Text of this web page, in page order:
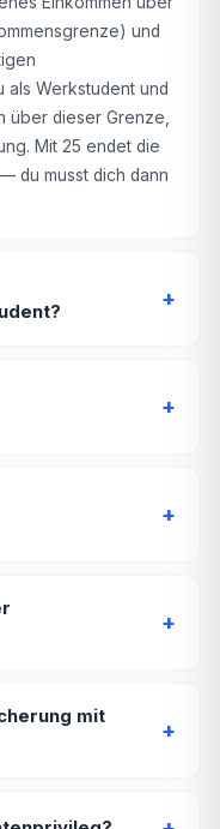
und
als Werkstudent und
über dieser Grenze,
Mit 25 endet die
du musst dich dann
+
+
+
+
mit
+